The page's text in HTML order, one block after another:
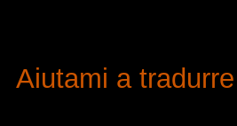
Aiutami a